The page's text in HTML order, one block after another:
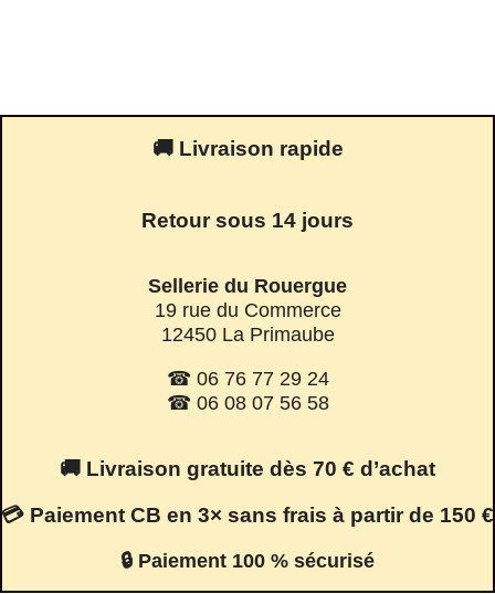
🚚 Livraison rapide
Retour sous 14 jours
Sellerie du Rouergue
19 rue du Commerce
12450 La Primaube
☎ 06 76 77 29 24
☎ 06 08 07 56 58
🚚 Livraison gratuite dès 70 € d’achat
💳 Paiement CB en 3× sans frais à partir de 150 €
🔒 Paiement 100 % sécurisé